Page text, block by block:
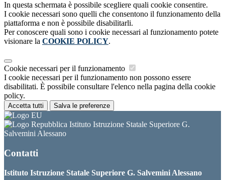
In questa schermata è possibile scegliere quali cookie consentire.
I cookie necessari sono quelli che consentono il funzionamento della
piattaforma e non è possibile disabilitarli.
Per conoscere quali sono i cookie necessari al funzionamento potete
visionare la COOKIE POLICY.
Cookie necessari per il funzionamento
I cookie necessari per il funzionamento non possono essere
disabilitati. È possibile consultare l'elenco nella pagina della cookie
policy.
Accetta tutti Salva le preferenze
Istituto Istruzione Statale Superiore G.
Salvemini Alessano
Contatti
Istituto Istruzione Statale Superiore G. Salvemini Alessano